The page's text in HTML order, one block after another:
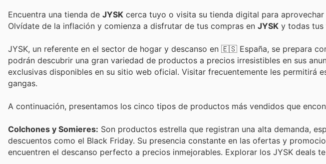
Encuentra una tienda de JYSK cerca tuyo o visita su tienda digital para
Olvídate de la inflación y comienza a disfrutar de tus compras en JYSK y todas tus
JYSK, un referente en el sector de hogar y descanso en 🇪🇸 España, se prepara
podrán descubrir una gran variedad de productos a precios irresistibles en sus
exclusivas disponibles en su sitio web oficial. Visitar frecuentemente les permitirá
gangas.
A continuación, presentamos los cinco tipos de productos más vendidos que
Colchones y Somieres: Son productos estrella que registran una alta demanda,
descuentos como el Black Friday. Su presencia constante en las ofertas y
encuentren el descanso perfecto a precios inmejorables. Explorar los JYSK deals